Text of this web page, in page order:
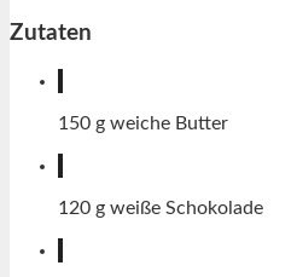
Zutaten
150 g weiche Butter
120 g weiße Schokolade